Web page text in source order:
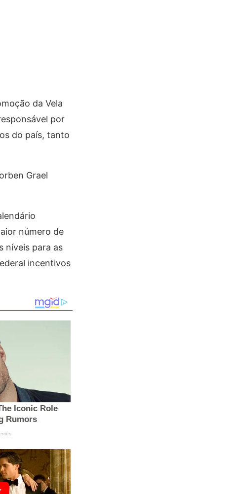
da Vela
por
do país, tanto
Grael
número de
níveis para as
incentivos